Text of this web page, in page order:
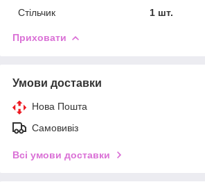
Стільчик
1 шт.
Приховати
Умови доставки
Нова Пошта
Самовивіз
Всі умови доставки